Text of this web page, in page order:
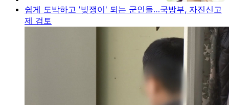
쉽게 도박하고 '빚쟁이' 되는 군인들…국방부, 자진신고
제 검토